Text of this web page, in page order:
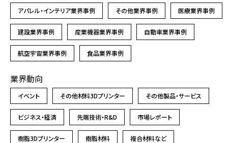
アパレル・インテリア業界事例 その他業界事例 医療業界事例
建設業界事例 産業機器業界事例 自動車業界事例
航空宇宙業界事例 食品業界事例
業界動向
イベント その他材料3Dプリンター その他製品・サービス
ビジネス・経済 先端技術・R&D 市場レポート
樹脂3Dプリンター 樹脂材料 複合材料など